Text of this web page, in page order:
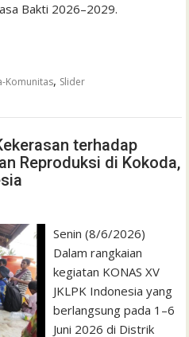
Bakti 2026–2029.
Komunitas, Slider
terhadap
Reproduksi di Kokoda,
Senin (8/6/2026)
Dalam rangkaian
kegiatan KONAS XV
JKLPK Indonesia yang
berlangsung pada 1–6
Juni 2026 di Distrik